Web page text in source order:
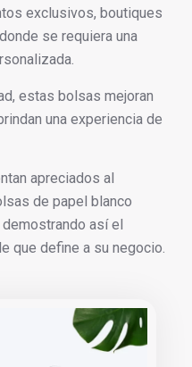
exclusivos, boutiques
se requiera una
estas bolsas mejoran
una experiencia de
apreciados al
de papel blanco
así el
que define a su negocio.